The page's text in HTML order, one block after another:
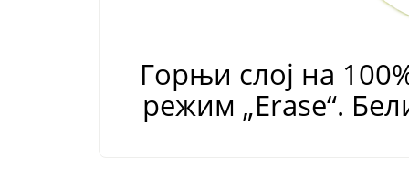
Горњи слој на
режим „Erase“.